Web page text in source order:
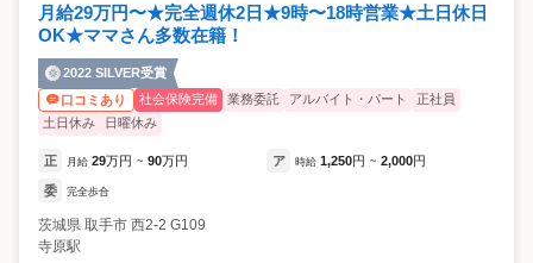
月給29万円〜★完全週休2日★9時〜18時営業★土日休日
OK★ママさん多数在籍！
2022 SILVER受賞
口コミあり
社会保険完備 業務委託 アルバイト・パート
正社員
土日休み
日曜休み
正 月給 29万円 ~ 90万円 ア 時給 1,250円 ~ 2,000円
委 完全歩合
茨城県 取手市 西2-2 G109
寺原駅